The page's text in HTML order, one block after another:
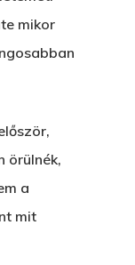
mikor
örülnék,
a
mit